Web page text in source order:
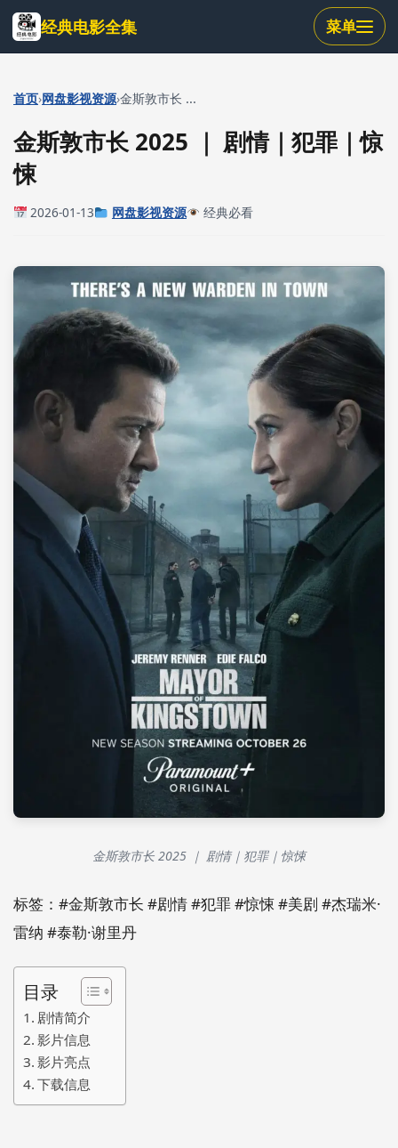
跳
到
主
内
经典电影全集 菜单
首页›网盘影视资源›金斯敦市长 ...
金斯敦市长 2025 ｜ 剧情｜犯罪｜惊
悚
2026-01-13 网盘影视资源 经典必看
金斯敦市长 2025 ｜ 剧情｜犯罪｜惊悚
标签：#金斯敦市长 #剧情 #犯罪 #惊悚 #美剧 #杰瑞米·
雷纳 #泰勒·谢里丹
目录
剧情简介
影片信息
影片亮点
下载信息